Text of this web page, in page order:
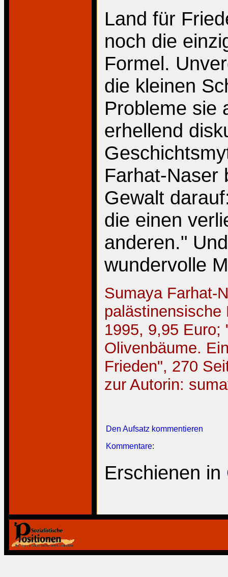
Land für
noch die
Formel.
die kleinen
Probleme sie
erhellend
Farhat-Naser
Gewalt
die einen
anderen."
wundervolle
Sumaya Farhat-
1995, 9,95 Euro;
Olivenbäume.
Frieden", 270
zur Autorin:
Den Aufsatz kommentieren
Kommentare:
Erschienen in